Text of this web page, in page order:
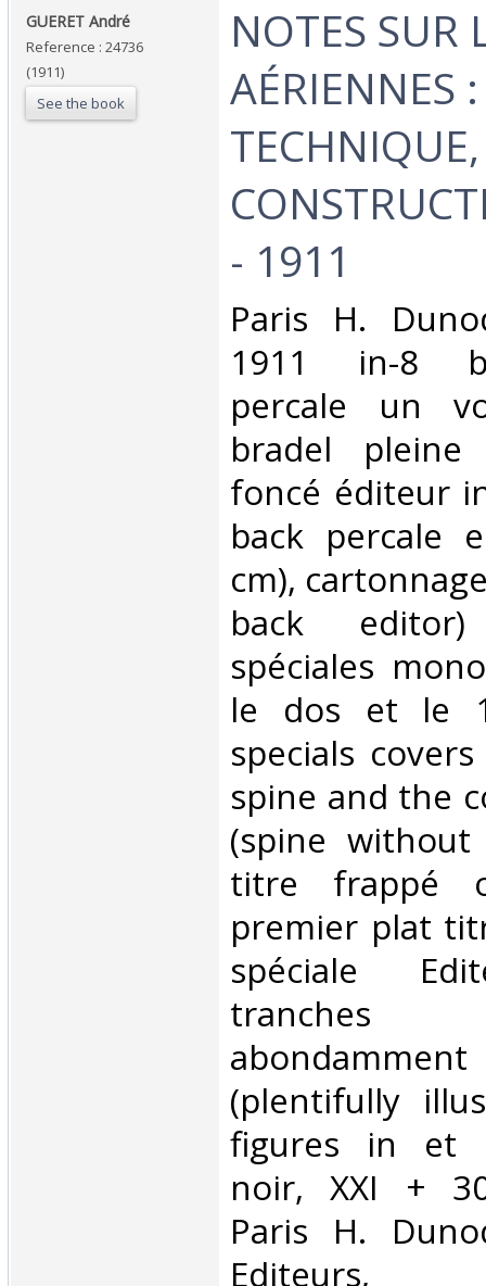
‎GUERET André‎
Reference : 24736
(1911)
See the book
‎NOTES SUR
AÉRIENNES
- 1911‎
‎Paris H.
1911 in-8
percale un
bradel
foncé éditeur
back percale
cm),
back
spéciales
le dos et le
specials
spine and the
(spine without
titre frappé
premier plat
spéciale
(plentifully
figures in et
noir, XXI +
Paris H.
Editeurs,‎